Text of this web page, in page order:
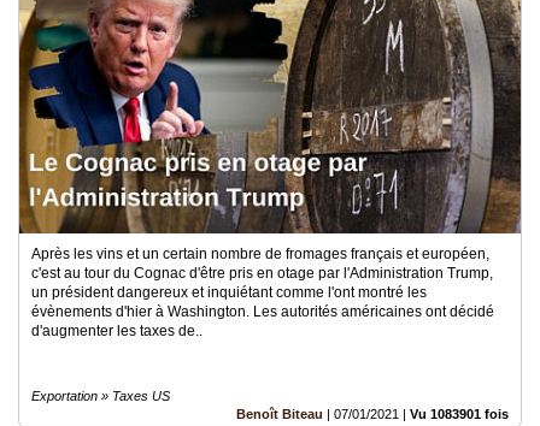
Après les vins et un certain nombre de fromages français et européen,
c'est au tour du Cognac d'être pris en otage par l'Administration Trump,
un président dangereux et inquiétant comme l'ont montré les
évènements d'hier à Washington. Les autorités américaines ont décidé
d'augmenter les taxes de..
Exportation » Taxes US
Benoît Biteau | 07/01/2021 | Vu 1083901 fois